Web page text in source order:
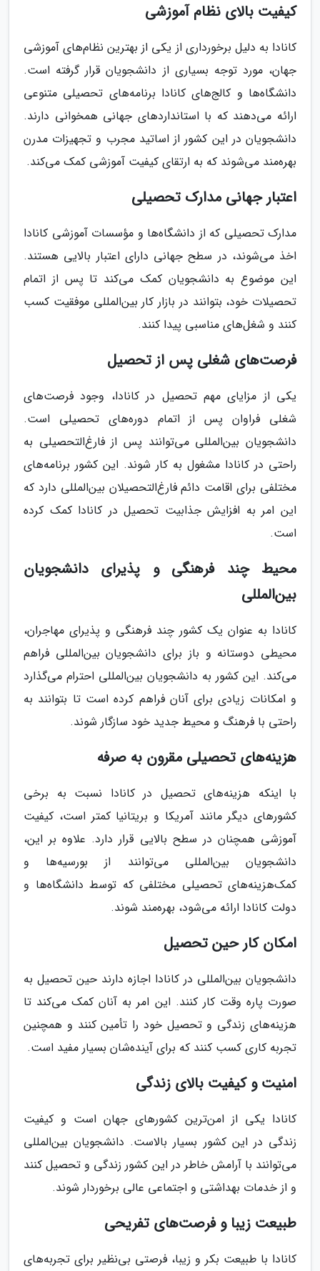
کیفیت بالای نظام آموزشی
کانادا به دلیل برخورداری از یکی از بهترین نظام‌های آموزشی
جهان، مورد توجه بسیاری از دانشجویان قرار گرفته است.
دانشگاه‌ها و کالج‌های کانادا برنامه‌های تحصیلی متنوعی
ارائه می‌دهند که با استانداردهای جهانی همخوانی دارند.
دانشجویان در این کشور از اساتید مجرب و تجهیزات مدرن
بهره‌مند می‌شوند که به ارتقای کیفیت آموزشی کمک می‌کند.
اعتبار جهانی مدارک تحصیلی
مدارک تحصیلی که از دانشگاه‌ها و مؤسسات آموزشی کانادا
اخذ می‌شوند، در سطح جهانی دارای اعتبار بالایی هستند.
این موضوع به دانشجویان کمک می‌کند تا پس از اتمام
تحصیلات خود، بتوانند در بازار کار بین‌المللی موفقیت کسب
کنند و شغل‌های مناسبی پیدا کنند.
فرصت‌های شغلی پس از تحصیل
یکی از مزایای مهم تحصیل در کانادا، وجود فرصت‌های
شغلی فراوان پس از اتمام دوره‌های تحصیلی است.
دانشجویان بین‌المللی می‌توانند پس از فارغ‌التحصیلی به
راحتی در کانادا مشغول به کار شوند. این کشور برنامه‌های
مختلفی برای اقامت دائم فارغ‌التحصیلان بین‌المللی دارد که
این امر به افزایش جذابیت تحصیل در کانادا کمک کرده
است.
محیط چند فرهنگی و پذیرای دانشجویان
بین‌المللی
کانادا به عنوان یک کشور چند فرهنگی و پذیرای مهاجران،
محیطی دوستانه و باز برای دانشجویان بین‌المللی فراهم
می‌کند. این کشور به دانشجویان بین‌المللی احترام می‌گذارد
و امکانات زیادی برای آنان فراهم کرده است تا بتوانند به
راحتی با فرهنگ و محیط جدید خود سازگار شوند.
هزینه‌های تحصیلی مقرون به صرفه
با اینکه هزینه‌های تحصیل در کانادا نسبت به برخی
کشورهای دیگر مانند آمریکا و بریتانیا کمتر است، کیفیت
آموزشی همچنان در سطح بالایی قرار دارد. علاوه بر این،
دانشجویان بین‌المللی می‌توانند از بورسیه‌ها و
کمک‌هزینه‌های تحصیلی مختلفی که توسط دانشگاه‌ها و
دولت کانادا ارائه می‌شود، بهره‌مند شوند.
امکان کار حین تحصیل
دانشجویان بین‌المللی در کانادا اجازه دارند حین تحصیل به
صورت پاره وقت کار کنند. این امر به آنان کمک می‌کند تا
هزینه‌های زندگی و تحصیل خود را تأمین کنند و همچنین
تجربه کاری کسب کنند که برای آینده‌شان بسیار مفید است.
امنیت و کیفیت بالای زندگی
کانادا یکی از امن‌ترین کشورهای جهان است و کیفیت
زندگی در این کشور بسیار بالاست. دانشجویان بین‌المللی
می‌توانند با آرامش خاطر در این کشور زندگی و تحصیل کنند
و از خدمات بهداشتی و اجتماعی عالی برخوردار شوند.
طبیعت زیبا و فرصت‌های تفریحی
کانادا با طبیعت بکر و زیبا، فرصتی بی‌نظیر برای تجربه‌های